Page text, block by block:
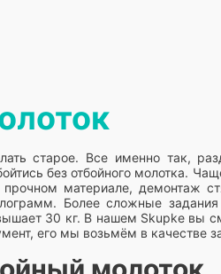
старое. Все именно так,
без отбойного молотка.
материале, демонтаж
Более сложные
30 кг. В нашем Skupke вы
его мы возьмём в качестве